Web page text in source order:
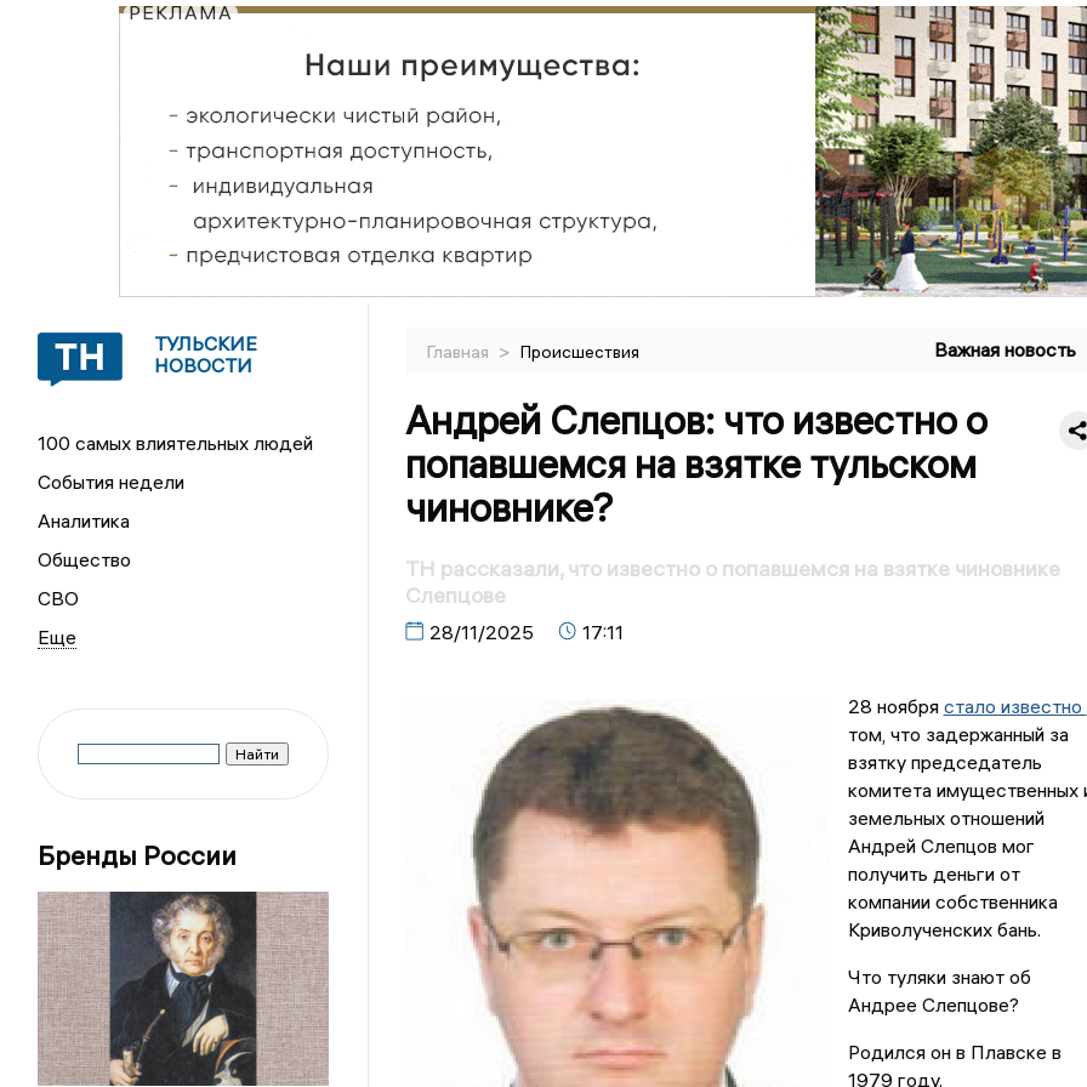
РЕКЛАМА
ТУЛЬСКИЕ
НОВОСТИ
100 самых влиятельных людей
События недели
Аналитика
Общество
СВО
Бренды России
Главная > Происшествия Важная новость
Андрей Слепцов: что известно о
попавшемся на взятке тульском
чиновнике?
ТН рассказали, что известно о попавшемся на взятке чиновнике
Слепцове
28/11/2025 17:11
28 ноября стало известно
том, что задержанный за
взятку председатель
комитета имущественных
земельных отношений
Андрей Слепцов мог
получить деньги от
компании собственника
Криволученских бань.
Что туляки знают об
Андрее Слепцове?
Родился он в Плавске в
1979 году.